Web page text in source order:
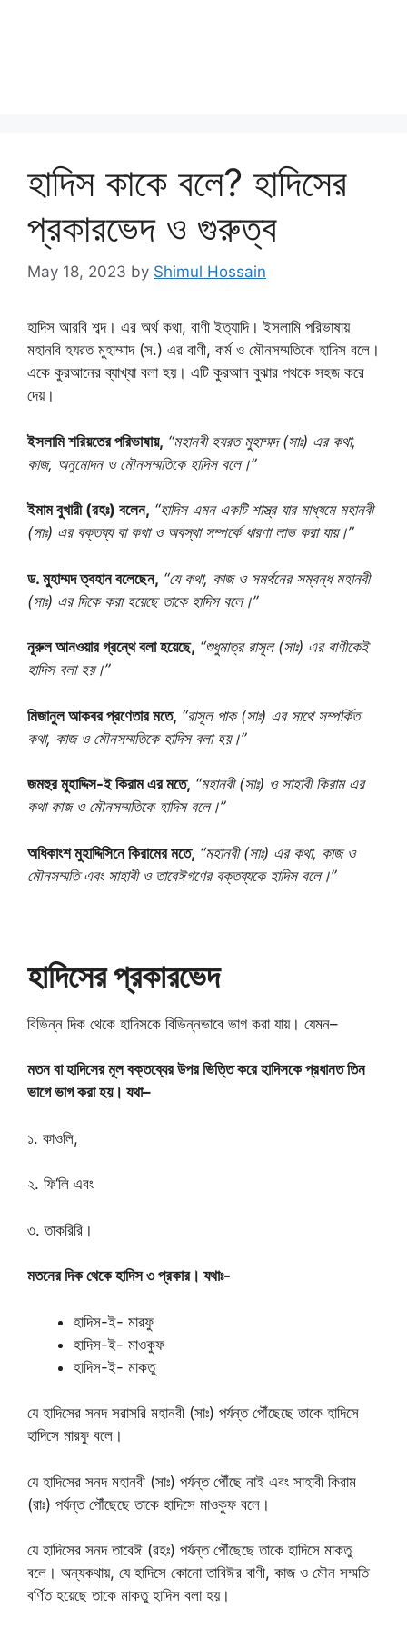
হাদিস কাকে বলে? হাদিসের
প্রকারভেদ ও গুরুত্ব
May 18, 2023 by Shimul Hossain
হাদিস আরবি শব্দ। এর অর্থ কথা, বাণী ইত্যাদি। ইসলামি পরিভাষায়
মহানবি হযরত মুহাম্মাদ (স.) এর বাণী, কর্ম ও মৌনসম্মতিকে হাদিস বলে।
একে কুরআনের ব্যাখ্যা বলা হয়। এটি কুরআন বুঝার পথকে সহজ করে
দেয়।
ইসলামি শরিয়তের পরিভাষায়, “মহানবী হযরত মুহাম্মদ (সাঃ) এর কথা,
কাজ, অনুমোদন ও মৌনসম্মতিকে হাদিস বলে।”
ইমাম বুখারী (রহঃ) বলেন, “হাদিস এমন একটি শাস্ত্র যার মাধ্যমে মহানবী
(সাঃ) এর বক্তব্য বা কথা ও অবস্থা সম্পর্কে ধারণা লাভ করা যায়।”
ড. মুহাম্মদ ত্বহান বলেছেন, “যে কথা, কাজ ও সমর্থনের সম্বন্ধ মহানবী
(সাঃ) এর দিকে করা হয়েছে তাকে হাদিস বলে।”
নূরুল আনওয়ার গ্রন্থে বলা হয়েছে, “শুধুমাত্র রাসূল (সাঃ) এর বাণীকেই
হাদিস বলা হয়।”
মিজানুল আকবর প্রণেতার মতে, “রাসূল পাক (সাঃ) এর সাথে সম্পর্কিত
কথা, কাজ ও মৌনসম্মতিকে হাদিস বলা হয়।”
জমহুর মুহাদ্দিস-ই কিরাম এর মতে, “মহানবী (সাঃ) ও সাহাবী কিরাম এর
কথা কাজ ও মৌনসম্মতিকে হাদিস বলে।”
অধিকাংশ মুহাদ্দিসিনে কিরামের মতে, “মহানবী (সাঃ) এর কথা, কাজ ও
মৌনসম্মতি এবং সাহাবী ও তাবেঈগণের বক্তব্যকে হাদিস বলে।”
হাদিসের প্রকারভেদ
বিভিন্ন দিক থেকে হাদিসকে বিভিন্নভাবে ভাগ করা যায়। যেমন–
মতন বা হাদিসের মূল বক্তব্যের উপর ভিত্তি করে হাদিসকে প্রধানত তিন
ভাগে ভাগ করা হয়। যথা–
১. কাওলি,
২. ফি‘লি এবং
৩. তাকরিরি।
মতনের দিক থেকে হাদিস ৩ প্রকার। যথাঃ-
হাদিস-ই- মারফু
হাদিস-ই- মাওকুফ
হাদিস-ই- মাকতু
যে হাদিসের সনদ সরাসরি মহানবী (সাঃ) পর্যন্ত পৌঁছেছে তাকে হাদিসে
হাদিসে মারফু বলে।
যে হাদিসের সনদ মহানবী (সাঃ) পর্যন্ত পৌঁছে নাই এবং সাহাবী কিরাম
(রাঃ) পর্যন্ত পৌঁছেছে তাকে হাদিসে মাওকুফ বলে।
যে হাদিসের সনদ তাবেঈ (রহঃ) পর্যন্ত পৌঁছেছে তাকে হাদিসে মাকতু
বলে। অন্যকথায়, যে হাদিসে কোনো তাবিঈর বাণী, কাজ ও মৌন সম্মতি
বর্ণিত হয়েছে তাকে মাকতু হাদিস বলা হয়।